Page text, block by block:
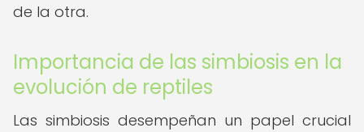
de la otra.
Importancia de las simbiosis en la
evolución de reptiles
Las simbiosis desempeñan un papel crucial